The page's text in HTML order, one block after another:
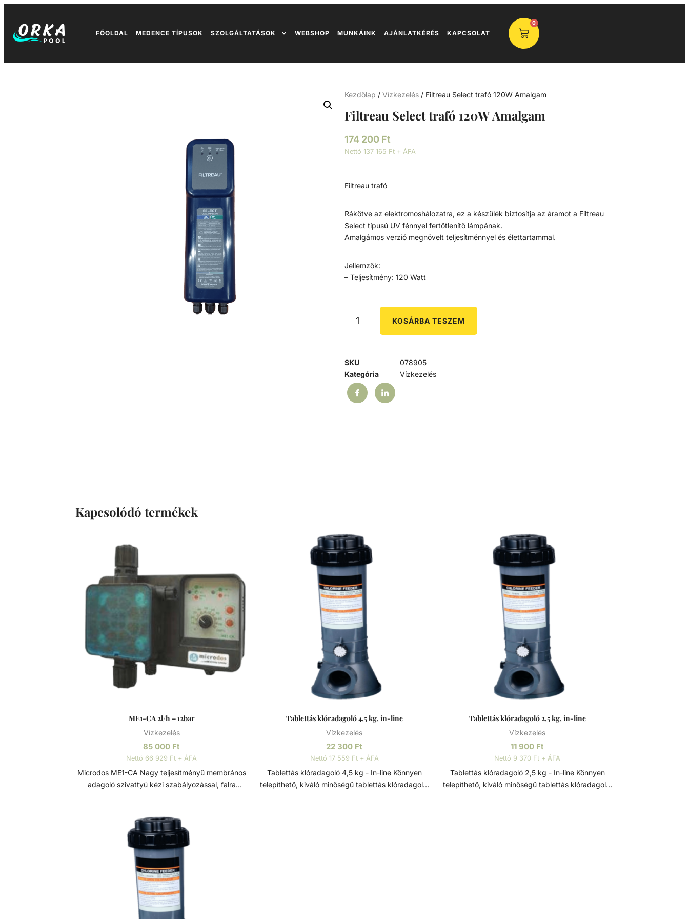
FŐOLDAL MEDENCE TÍPUSOK SZOLGÁLTATÁSOK WEBSHOP MUNKÁINK AJÁNLATKÉRÉS KAPCSOLAT
0
Kezdőlap / Vízkezelés / Filtreau Select trafó 120W Amalgam
Filtreau Select trafó 120W Amalgam
174 200 Ft
Nettó 137 165 Ft + ÁFA
Filtreau trafó
Rákötve az elektromoshálozatra, ez a készülék biztosítja az áramot a Filtreau
Select típusú UV fénnyel fertőtlenítő lámpának.
Amalgámos verzió megnövelt teljesítménnyel és élettartammal.
Jellemzők:
– Teljesítmény: 120 Watt
KOSÁRBA TESZEM
SKU
078905
Kategória
Vízkezelés
Kapcsolódó termékek
ME1-CA 2l/h – 12bar
Vízkezelés
85 000 Ft
Nettó 66 929 Ft + ÁFA
Microdos ME1-CA Nagy teljesítményű membrános
adagoló szivattyú kézi szabályozással, falra
igényel, használata biztonságos. On/Off funkció. A
membrános adagoló szivattyú teljesítménye 10 -
100% között kézzel szabályozható. - 2/3/5 l/h -
- 2m PE 4x6 nyomó oldali vegyszercső - 1,5mt
PVC 4x6 légtelenítő vezeték
Tablettás klóradagoló 4,5 kg, in-line
Vízkezelés
22 300 Ft
Nettó 17 559 Ft + ÁFA
Tablettás klóradagoló 4,5 kg - In-line Könnyen
telepíthető, kiváló minőségű tablettás klóradagoló.
Tablettás klóradagoló 2,5 kg, in-line
Vízkezelés
11 900 Ft
Nettó 9 370 Ft + ÁFA
Tablettás klóradagoló 2,5 kg - In-line Könnyen
telepíthető, kiváló minőségű tablettás klóradagoló.